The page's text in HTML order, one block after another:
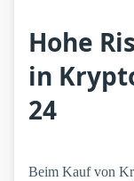
Hohe
in
24
Beim Kauf von